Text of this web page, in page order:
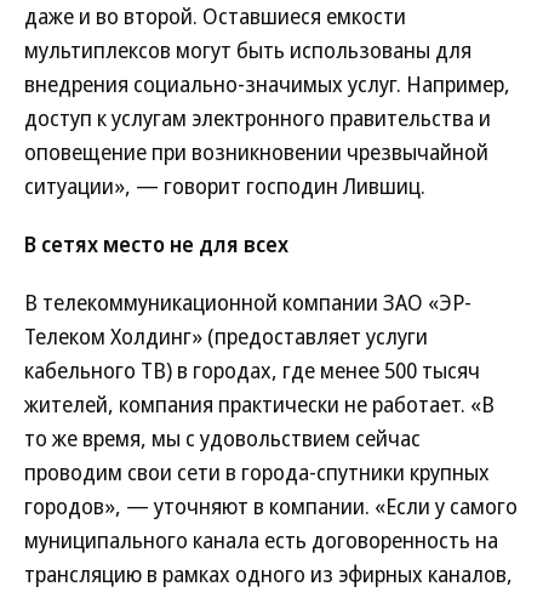
даже и во второй. Оставшиеся емкости
мультиплексов могут быть использованы для
внедрения социально-значимых услуг. Например,
доступ к услугам электронного правительства и
оповещение при возникновении чрезвычайной
ситуации», — говорит господин Лившиц.
В сетях место не для всех
В телекоммуникационной компании ЗАО «ЭР-
Телеком Холдинг» (предоставляет услуги
кабельного ТВ) в городах, где менее 500 тысяч
жителей, компания практически не работает. «В
то же время, мы с удовольствием сейчас
проводим свои сети в города-спутники крупных
городов», — уточняют в компании. «Если у самого
муниципального канала есть договоренность на
трансляцию в рамках одного из эфирных каналов,